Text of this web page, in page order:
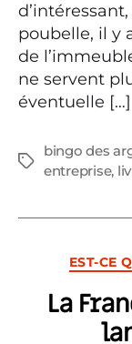
poubelle, il y
de
ne servent
éventuelle […]
Étiquettes
bingo des
entreprise,
EST-CE
La